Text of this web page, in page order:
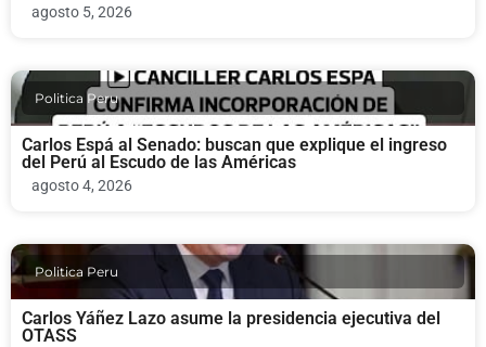
agosto 5, 2026
Politica Peru
Carlos Espá al Senado: buscan que explique el ingreso
del Perú al Escudo de las Américas
agosto 4, 2026
Politica Peru
Carlos Yáñez Lazo asume la presidencia ejecutiva del
OTASS